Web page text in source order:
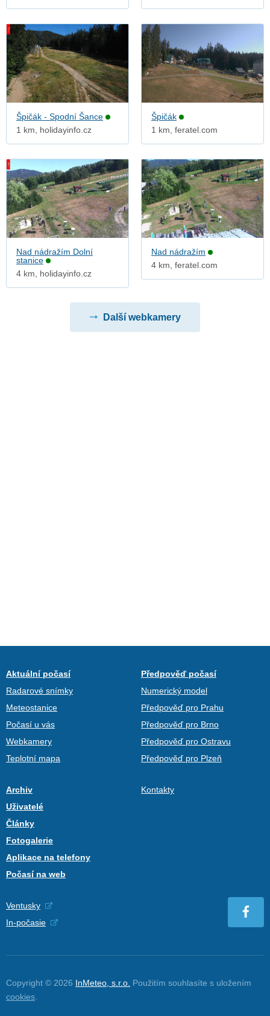
Špičák - Spodní Šance
1 km, holidayinfo.cz
Špičák
1 km, feratel.com
Nad nádražím Dolní
stanice
4 km, holidayinfo.cz
Nad nádražím
4 km, feratel.com
Další webkamery
Aktuální počasí
Radarové snímky
Meteostanice
Počasí u vás
Webkamery
Teplotní mapa
Předpověď počasí
Numerický model
Předpověď pro Prahu
Předpověď pro Brno
Předpověď pro Ostravu
Předpověď pro Plzeň
Archiv
Uživatelé
Články
Fotogalerie
Aplikace na telefony
Počasí na web
Kontakty
Ventusky
In-počasie
Copyright © 2026 InMeteo, s.r.o. Použitím souhlasíte s uložením
cookies